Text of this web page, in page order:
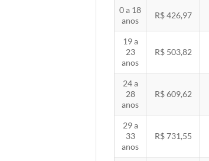
0 a 18
anos
R$ 426,97
19 a
23
anos
R$ 503,82
24 a
28
anos
R$ 609,62
29 a
33
anos
R$ 731,55